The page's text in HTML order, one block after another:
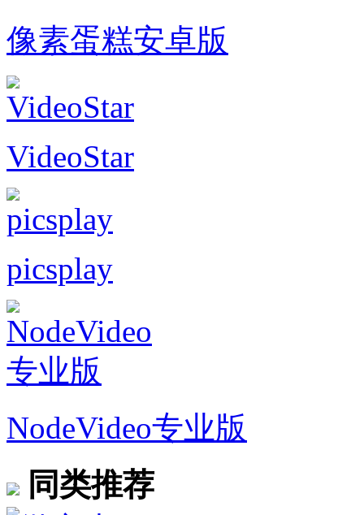
像素蛋糕安卓版
VideoStar
picsplay
NodeVideo专业版
同类推荐